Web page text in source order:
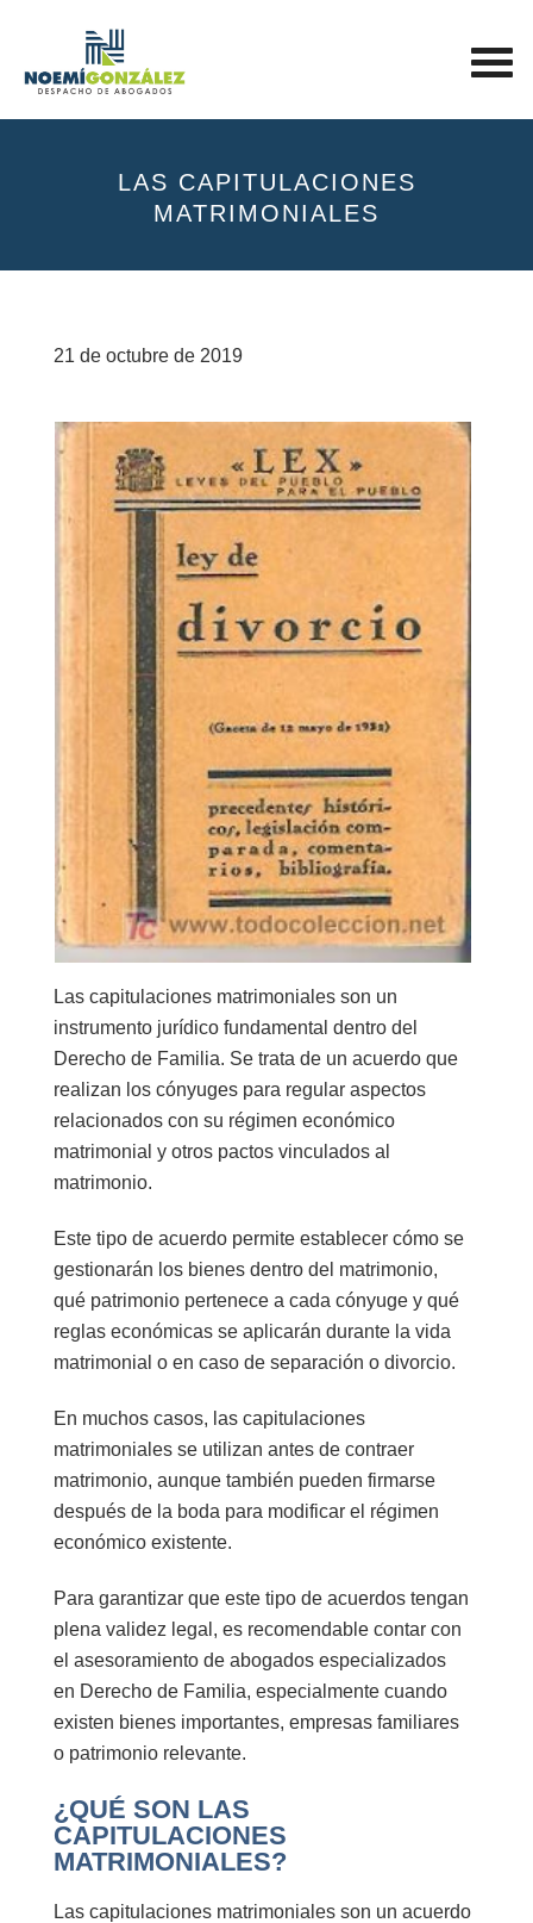
LAS CAPITULACIONES
MATRIMONIALES
21 de octubre de 2019
Las capitulaciones matrimonialesson un
instrumento jurídico fundamental dentro del
Derecho de Familia. Se trata de un acuerdo que
realizan los cónyuges para regular aspectos
relacionados con su régimen económico
matrimonial y otros pactos vinculados al
matrimonio.
Este tipo de acuerdo permite establecer cómo se
gestionarán los bienes dentro del matrimonio,
qué patrimonio pertenece a cada cónyuge y qué
reglas económicas se aplicarán durante la vida
matrimonial o en caso de separación o divorcio.
En muchos casos, las capitulaciones
matrimoniales se utilizan antes de contraer
matrimonio, aunque también pueden firmarse
después de la boda para modificar el régimen
económico existente.
Para garantizar que este tipo de acuerdos tengan
plena validez legal, es recomendable contar con
el asesoramiento de abogados especializados
en Derecho de Familia, especialmente cuando
existen bienes importantes, empresas familiares
o patrimonio relevante.
¿QUÉ SON LAS
CAPITULACIONES
MATRIMONIALES?
Las capitulaciones matrimonialesson un acuerdo